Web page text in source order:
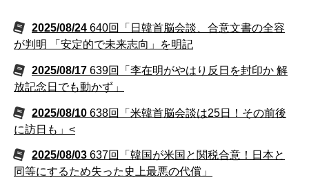
2025/08/24 640回「日韓首脳会談、合意文書の全容
が判明 「安定的で未来志向」を明記
2025/08/17 639回「李在明がやはり反日を封印か 解
放記念日でも動かず」
2025/08/10 638回「米韓首脳会談は25日！その前後
に訪日も」<
2025/08/03 637回「韓国が米国と関税合意！日本と
同等にするため失った史上最悪の代償」